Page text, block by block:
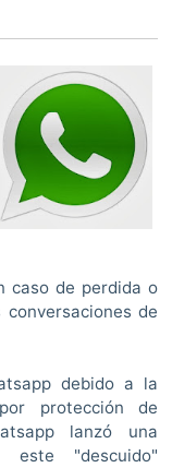
caso de perdida o
de
debido a la
protección de
lanzó una
"descuido"